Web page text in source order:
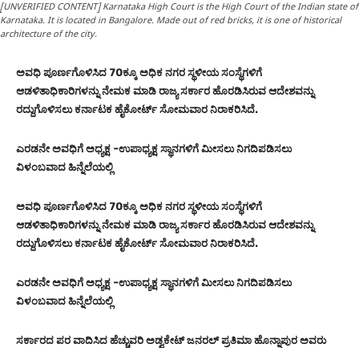
[UNVERIFIED CONTENT] Karnataka High Court is the High Court of the Indian state of
Karnataka. It is located in Bangalore. Made out of red bricks, it is one of historical
architecture of the city.
ಅವಧಿ ಪೂರ್ಣಗೊಳಿಸಿದ 70ಕ್ಕೂ ಅಧಿಕ ನಗರ ಸ್ಥಳೀಯ ಸಂಸ್ಥೆಗಳಿಗೆ
ಆಡಳಿತಾಧಿಕಾರಿಗಳನ್ನು ನೇಮಕ ಮಾಡಿ ರಾಜ್ಯ ಸರ್ಕಾರ ಹೊರಡಿಸಿರುವ ಆದೇಶವನ್ನು
ರದ್ದುಗೊಳಿಸಲು ಕರ್ನಾಟಕ ಹೈಕೋರ್ಟ್ ಸೋಮವಾರ ನಿರಾಕರಿಸಿದೆ.
ಎರಡನೇ ಅವಧಿಗೆ ಅಧ್ಯಕ್ಷ -ಉಪಾಧ್ಯಕ್ಷ ಸ್ಥಾನಗಳಿಗೆ ಮೀಸಲು ನಿಗದಿಪಡಿಸಲು
ವಿಳಂಬವಾದ ಹಿನ್ನೆಲೆಯಲ್ಲಿ
ಅವಧಿ ಪೂರ್ಣಗೊಳಿಸಿದ 70ಕ್ಕೂ ಅಧಿಕ ನಗರ ಸ್ಥಳೀಯ ಸಂಸ್ಥೆಗಳಿಗೆ
ಆಡಳಿತಾಧಿಕಾರಿಗಳನ್ನು ನೇಮಕ ಮಾಡಿ ರಾಜ್ಯ ಸರ್ಕಾರ ಹೊರಡಿಸಿರುವ ಆದೇಶವನ್ನು
ರದ್ದುಗೊಳಿಸಲು ಕರ್ನಾಟಕ ಹೈಕೋರ್ಟ್ ಸೋಮವಾರ ನಿರಾಕರಿಸಿದೆ.
ಎರಡನೇ ಅವಧಿಗೆ ಅಧ್ಯಕ್ಷ -ಉಪಾಧ್ಯಕ್ಷ ಸ್ಥಾನಗಳಿಗೆ ಮೀಸಲು ನಿಗದಿಪಡಿಸಲು
ವಿಳಂಬವಾದ ಹಿನ್ನೆಲೆಯಲ್ಲಿ
ಸರ್ಕಾರದ ಪರ ವಾದಿಸಿದ ಹೆಚ್ಚುವರಿ ಅಡ್ವಕೇಟ್ ಜನರಲ್ ಪ್ರತಿಮಾ ಹೊನ್ನಾಪುರ ಅವರು